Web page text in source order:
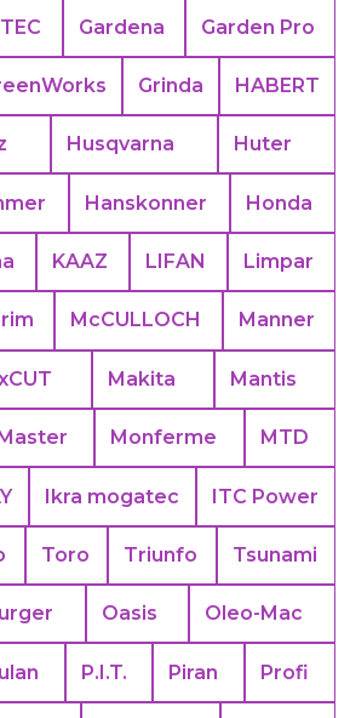
Gardena Garden Pro
Grinda HABERT
Husqvarna Huter
Hanskonner Honda
KAAZ LIFAN Limpar
McCULLOCH Manner
Makita Mantis
Monferme MTD
Ikra mogatec ITC Power
Toro Triunfo Tsunami
Oasis Oleo-Mac
P.I.T. Piran Profi